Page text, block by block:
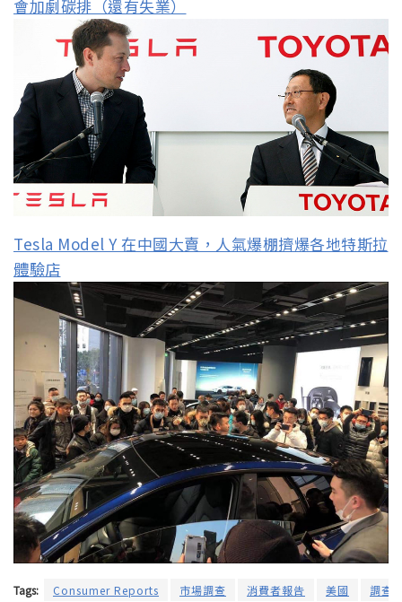
會加劇碳排（還有失業）
Tesla Model Y 在中國大賣，人氣爆棚擠爆各地特斯拉
體驗店
Tags: Consumer Reports 市場調查 消費者報告 美國 調查